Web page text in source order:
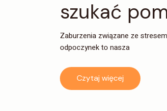
szukać
Zaburzenia związane ze
odpoczynek to nasza
Czytaj więcej